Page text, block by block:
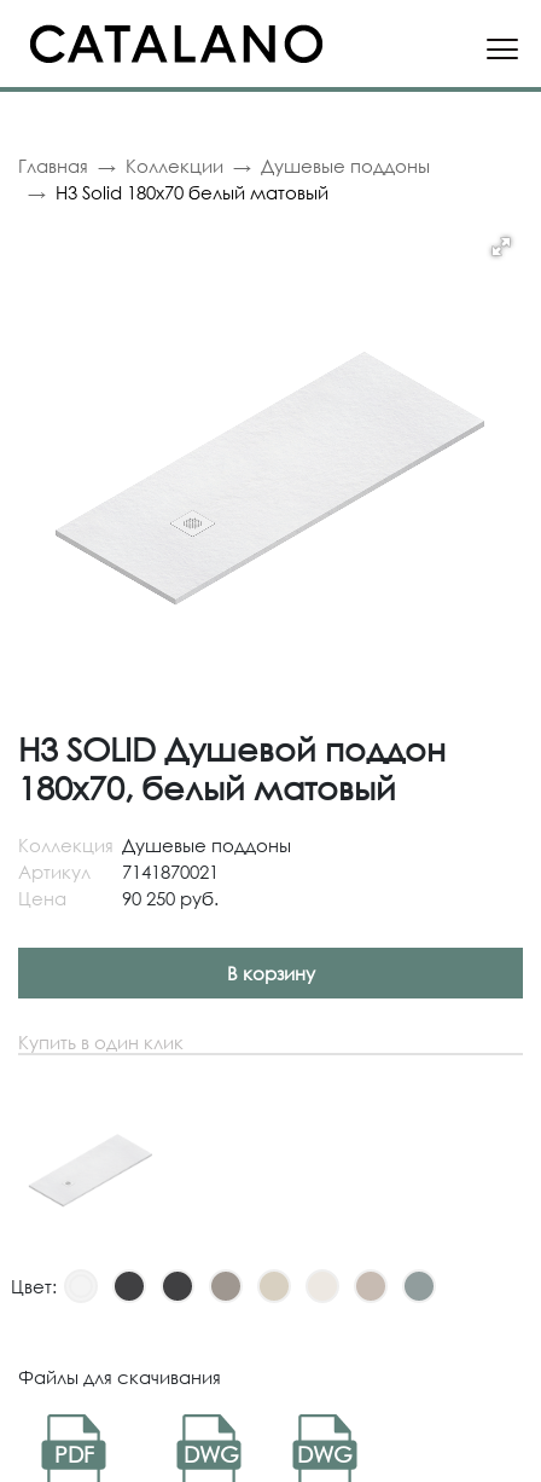
Главная Коллекции
Душевые поддоны
H3 Solid 180x70 белый матовый
H3 SOLID Душевой поддон
180x70, белый матовый
Коллекция Душевые поддоны
Артикул
7141870021
Цена
90 250 руб.
В корзину
Купить в один клик
Цвет:
Файлы для скачивания
PDF DWG DWG